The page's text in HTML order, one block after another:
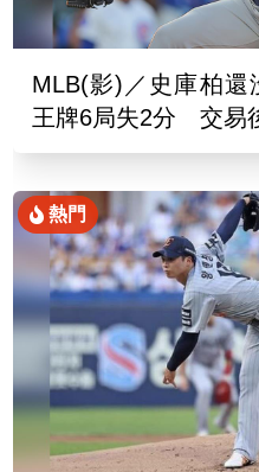
MLB(影)／史庫柏還
王牌6局失2分 交易
熱門